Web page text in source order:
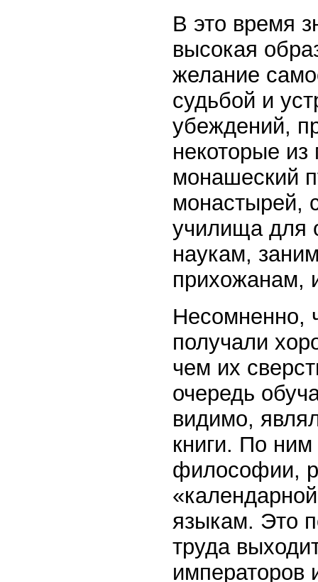
В это время
высокая
желание
судьбой и
убеждений,
некоторые
монашеский
монастырей,
училища для
наукам,
прихожанам,
Несомненно,
получали
чем их
очередь
видимо,
книги. По
философии,
языкам. Это
труда
императоров